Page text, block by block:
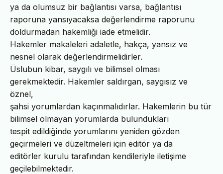
ya da olumsuz bir bağlantısı varsa, bağlantısı
raporuna yansıyacaksa değerlendirme raporunu
doldurmadan hakemliği iade etmelidir.
Hakemler makaleleri adaletle, hakça, yansız ve
nesnel olarak değerlendirmelidirler.
Üslubun kibar, saygılı ve bilimsel olması
gerekmektedir. Hakemler saldırgan, saygısız ve
öznel,
şahsi yorumlardan kaçınmalıdırlar. Hakemlerin bu tür
bilimsel olmayan yorumlarda bulundukları
tespit edildiğinde yorumlarını yeniden gözden
geçirmeleri ve düzeltmeleri için editör ya da
editörler kurulu tarafından kendileriyle iletişime
geçilebilmektedir.